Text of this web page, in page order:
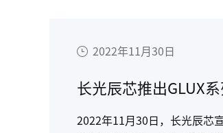
2022年11月30日
2022年11月30日，长光辰芯